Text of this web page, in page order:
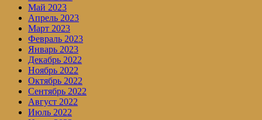
Май 2023
Апрель 2023
Март 2023
Февраль 2023
Январь 2023
Декабрь 2022
Ноябрь 2022
Октябрь 2022
Сентябрь 2022
Август 2022
Июль 2022